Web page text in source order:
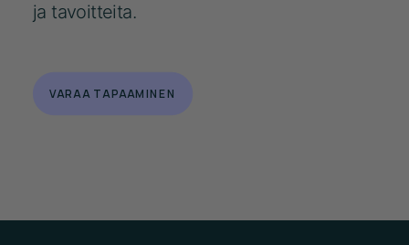
ja tavoitteita.
VARAA TAPAAMINEN